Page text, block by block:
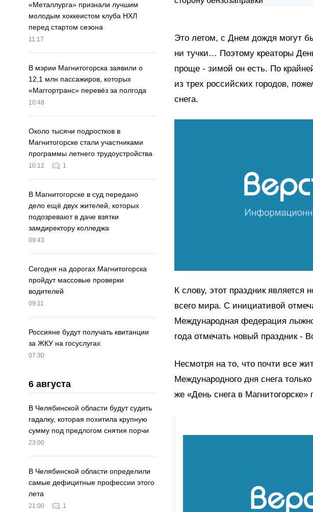
«Металлурга» признали лучшим
молодым хоккеистом клуба НХЛ
перед стартом сезона
11:17
В мэрии Магнитогорска заявили о
12,1 млн пассажиров, которых
«Маггортранс» перевёз за полгода
10:48
Около тысячи подростков в
Магнитогорске стали участниками
программы летнего трудоустройства
10:12 1
В Магнитогорске в суд передано
дело ещё двух жителей, которых
подозревают в даче взятки
замдиректору колледжа
09:43
Сегодня на дорогах Магнитогорска
пройдут массовые проверки
водителей
09:11
Россияне будут получать квитанции
за ЖКУ на госуслугах
07:30
6 августа
В Челябинской области будут судить
гадалку, которая похитила крупную
сумму под предлогом снятия порчи
23:00
В Челябинской области определили
самые дефицитные профессии этого
лета
21:00 1
Это летом, с Днем дождя могут
ни тучки… Поэтому креаторы
проще - зимой он есть. По
из трех российских городов,
снега.
К слову, этот праздник является
всего мира. С инициативой
Международная федерация
года отмечать новый праздник -
Несмотря на то, что почти все
Международного дня снега
же «День снега в